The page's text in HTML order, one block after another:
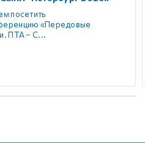
посетить
«Передовые
ПТА – С...